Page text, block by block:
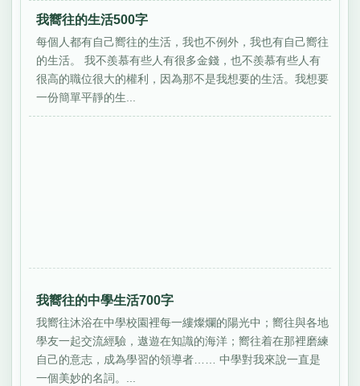
我嚮往的生活500字
每個人都有自己嚮往的生活，我也不例外，我也有自己嚮往
的生活。 我不羨慕有些人有很多金錢，也不羨慕有些人有
很高的職位很大的權利，因為那不是我想要的生活。我想要
一份簡單平靜的生...
我嚮往的中學生活700字
我嚮往沐浴在中學校園裡每一縷燦爛的陽光中；嚮往與各地
學友一起交流經驗，遨遊在知識的海洋；嚮往着在那裡磨練
自己的意志，成為學習的領導者…… 中學對我來說一直是
一個美妙的名詞。...